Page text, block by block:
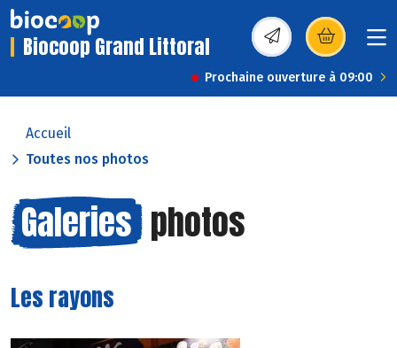
Biocoop Grand Littoral (s’ouvre dans une
Prochaine ouverture à 09:00
Accueil
Toutes nos photos
Galeries photos
Les rayons